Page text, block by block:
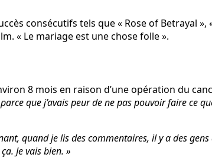
consécutifs tels que « Rose of Betrayal »,
« Le mariage est une chose folle ».
8 mois en raison d’une opération du
parce que j’avais peur de ne pas pouvoir faire
quand je lis des commentaires, il y a des
Je vais bien. »